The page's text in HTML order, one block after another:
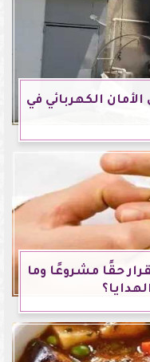
الكهربائي في
حقًا مشروعًا وما